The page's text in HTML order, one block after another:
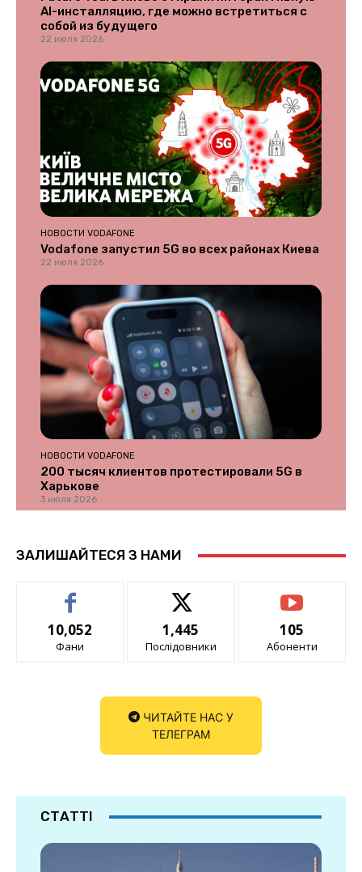
AI-инсталляцию, где можно встретиться с
собой из будущего
22 июля 2026
НОВОСТИ VODAFONE
Vodafone запустил 5G во всех районах Киева
22 июля 2026
НОВОСТИ VODAFONE
200 тысяч клиентов протестировали 5G в
Харькове
3 июля 2026
ЗАЛИШАЙТЕСЯ З НАМИ
10,052
Фани
1,445
Послідовники
105
Абоненти
ЧИТАЙТЕ НАС У
ТЕЛЕГРАМ
СТАТТІ